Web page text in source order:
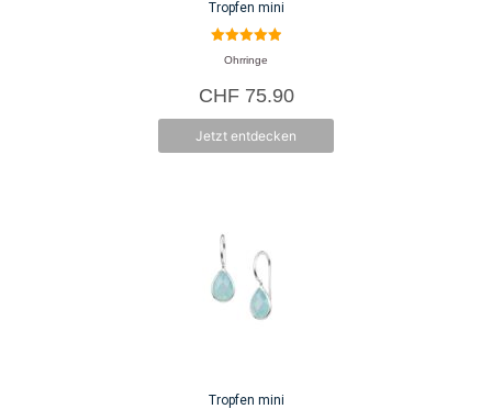
gehören, sondern auch alle, die involviert sind.
Herkunft: Schweiz, Tibet, Indien
Tropfen mini
5.00
von 5
Ohrringe
CHF75.90
Jetzt entdecken
Tropfen mini